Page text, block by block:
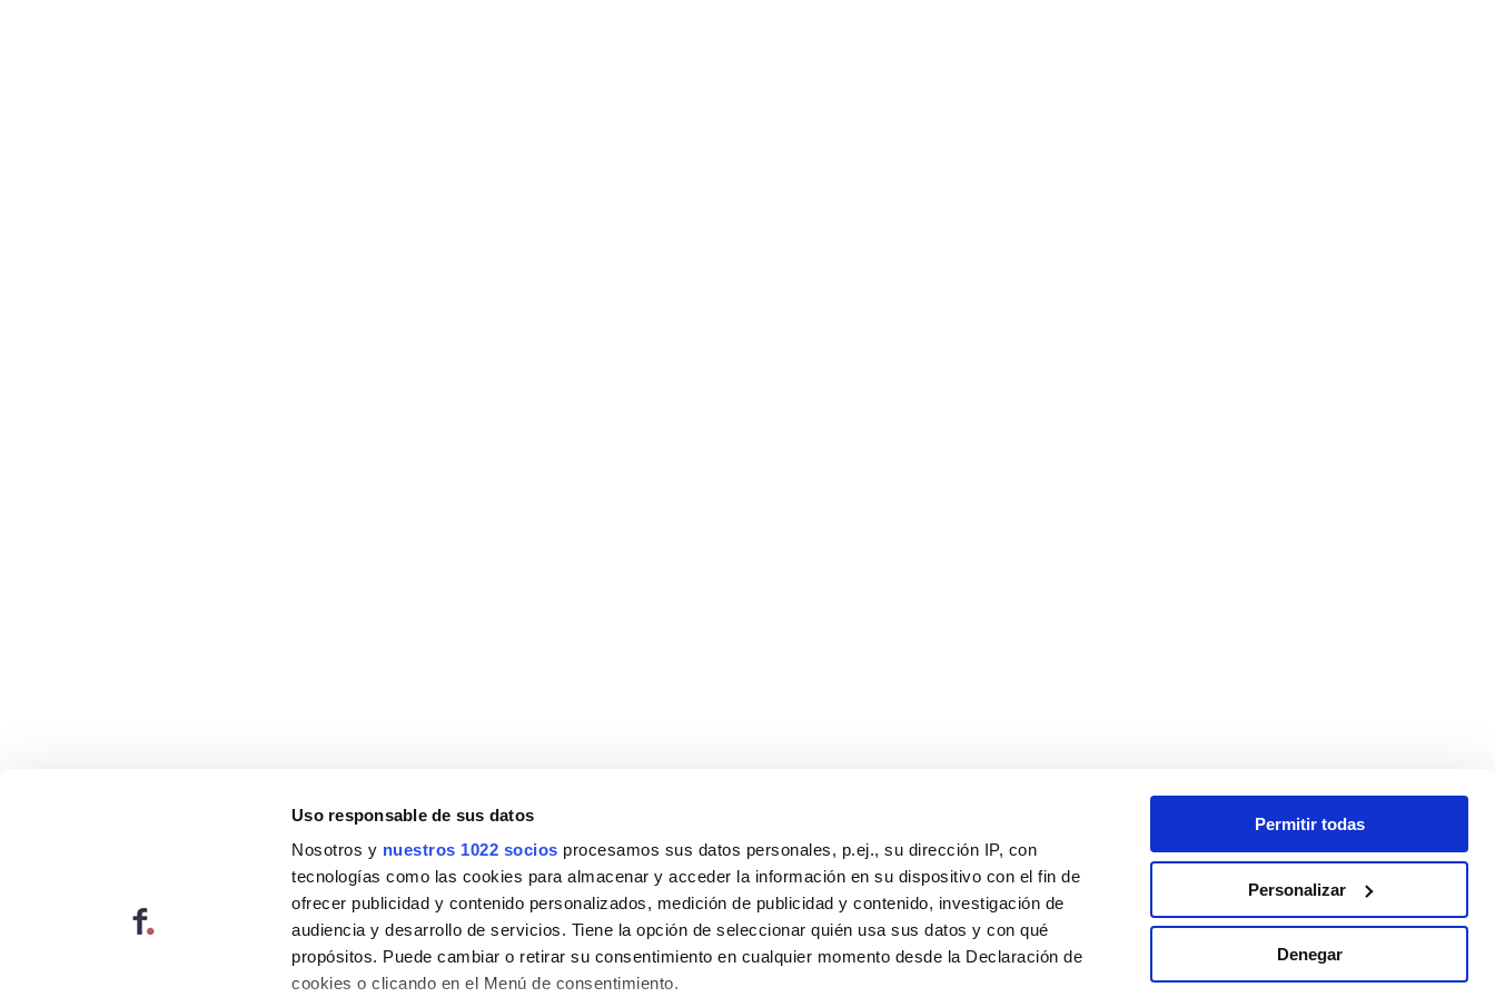
Uso responsable de sus datos
Nosotros y nuestros 1022 socios procesamos sus datos personales, p.ej., su dirección IP, con
tecnologías como las cookies para almacenar y acceder la información en su dispositivo con el fin de
ofrecer publicidad y contenido personalizados, medición de publicidad y contenido, investigación de
audiencia y desarrollo de servicios. Tiene la opción de seleccionar quién usa sus datos y con qué
propósitos. Puede cambiar o retirar su consentimiento en cualquier momento desde la Declaración de
cookies o clicando en el Menú de consentimiento.
Permitir todas
Personalizar
Denegar